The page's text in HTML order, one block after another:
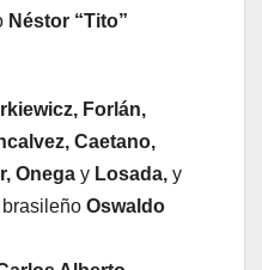
Néstor “Tito”
Forlán,
Caetano,
Onega y Losada, y
Oswaldo